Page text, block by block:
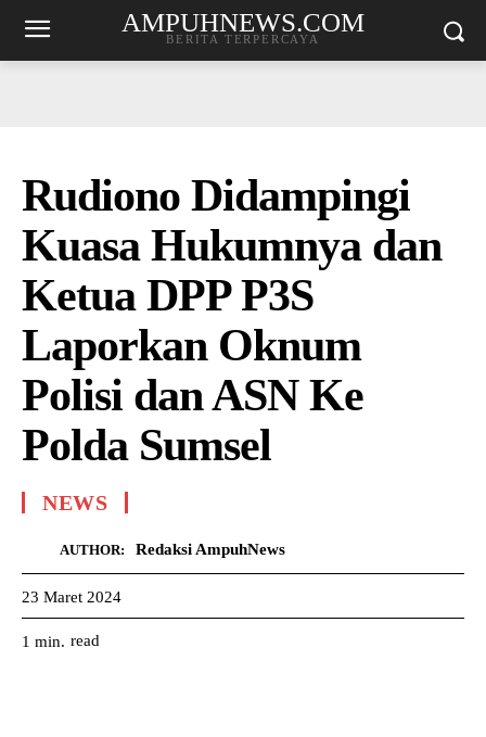
AMPUHNEWS.COM
BERITA TERPERCAYA
Rudiono Didampingi
Kuasa Hukumnya dan
Ketua DPP P3S
Laporkan Oknum
Polisi dan ASN Ke
Polda Sumsel
NEWS
AUTHOR: Redaksi AmpuhNews
23 Maret 2024
1 min. read